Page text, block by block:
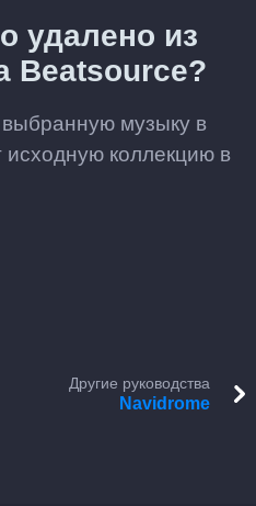
удалено из
Beatsource?
выбранную музыку в
коллекцию в
Другие руководства
Navidrome